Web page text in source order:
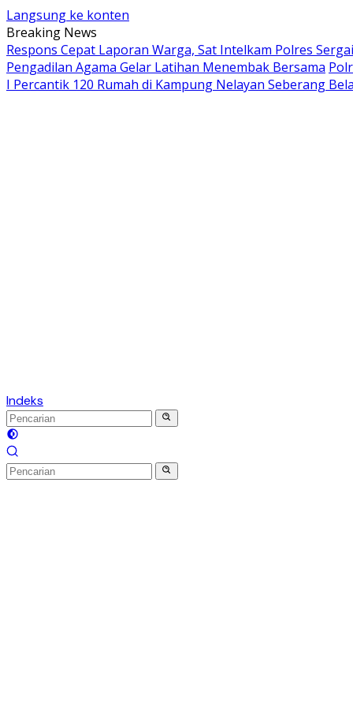
Langsung ke konten
Breaking News
Respons Cepat Laporan Warga, Sat Intelkam Polres
Pengadilan Agama Gelar Latihan Menembak Bersama
I Percantik 120 Rumah di Kampung Nelayan Seberang
Indeks